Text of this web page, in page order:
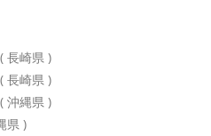
長崎県 )
長崎県 )
縄県 )
県 )